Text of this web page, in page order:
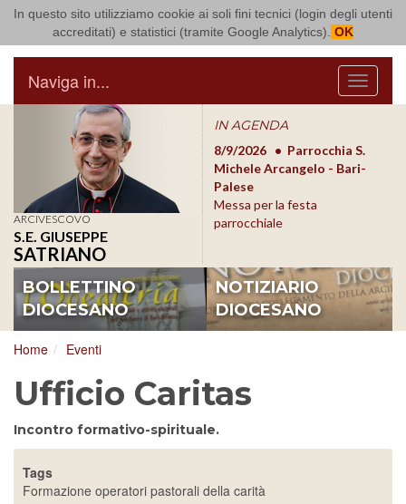
In questo sito utilizziamo cookie ai soli fini tecnici (login degli utenti
accreditati) e statistici (tramite Google Analytics). OK
Arcidiocesi di Bari Bitonto
Menu
Naviga in...
ARCIVESCOVO
S.E. GIUSEPPE
SATRIANO
IN AGENDA
8/17/2026
Conversano
Conferenza Episcopale
Pugliese
8/9/2026
Parrocchia S.
Michele Arcangelo - Bari-
Palese
Messa per la festa
parrocchiale
BOLLETTINO
DIOCESANO
NOTIZIARIO
DIOCESANO
Home Eventi
Ufficio Caritas
Incontro formativo-spirituale.
Tags
Formazione operatori pastorali della carità